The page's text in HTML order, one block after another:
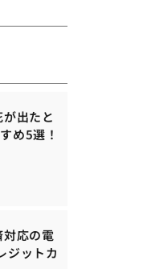
出たと
め5選！
応の電
ジットカ